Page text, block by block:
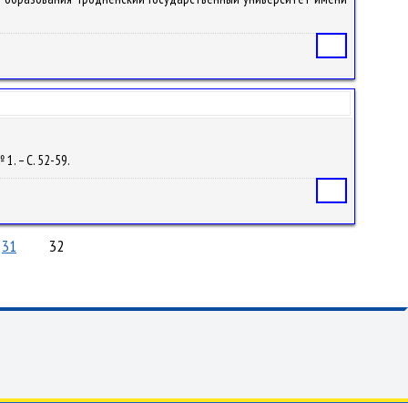
1. – С. 52-59.
31 32